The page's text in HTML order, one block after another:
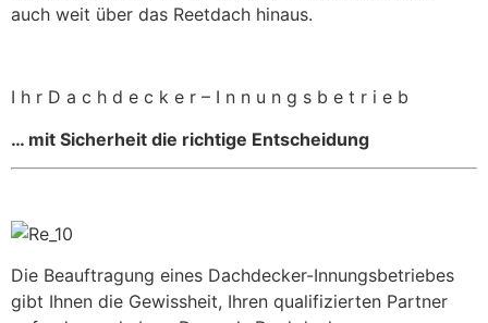
auch weit über das Reetdach hinaus.
I h r D a c h d e c k e r – I n n u n g s b e t r i e b
… mit Sicherheit die richtige Entscheidung
Die Beauftragung eines Dachdecker-Innungsbetriebes
gibt Ihnen die Gewissheit, Ihren qualifizierten Partner